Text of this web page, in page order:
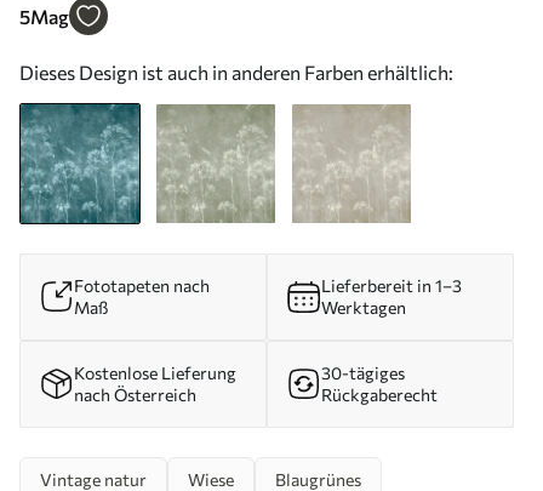
u96551
5Mag
Dieses Design ist auch in anderen Farben erhältlich:
Fototapeten nach
Maß
Lieferbereit in 1–3
Werktagen
Kostenlose Lieferung
nach Österreich
30-tägiges
Rückgaberecht
Vintage natur Wiese Blaugrünes